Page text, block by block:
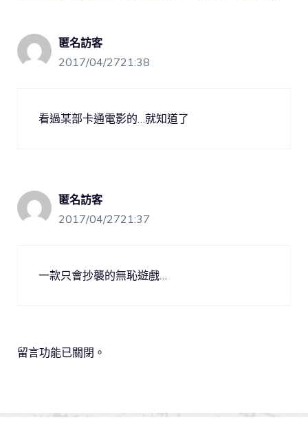
匿名訪客
2017/04/2721:38
看過某部卡通電影的…就知道了
匿名訪客
2017/04/2721:37
一款只會抄襲的無恥遊戲…
留言功能已關閉。